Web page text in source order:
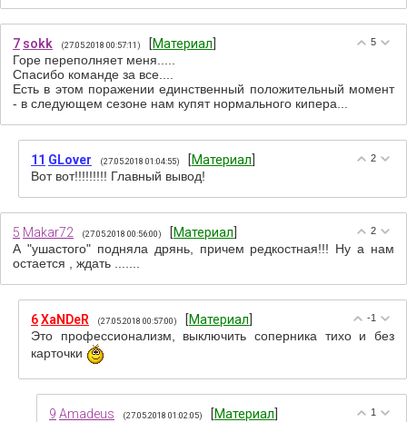
5
7 sokk (27.05.2018 00:57:11) [Материал
Горе переполняет меня.....
Спасибо команде за все....
Есть в этом поражении единственный положительный момент
- в следующем сезоне нам купят нормального кипера...
2
11 GLover (27.05.2018 01:04:55) [Материал
Вот вот!!!!!!!!! Главный вывод!
2
5 Makar72 (27.05.2018 00:56:00) [Материал
А "ушастого" подняла дрянь, причем редкостная!!! Ну а нам
остается , ждать .......
-1
6XaNDeR (27.05.2018 00:57:00) [Материал
Это профессионализм, выключить соперника тихо и без
карточки
1
9 Amadeus (27.05.2018 01:02:05) [Материал